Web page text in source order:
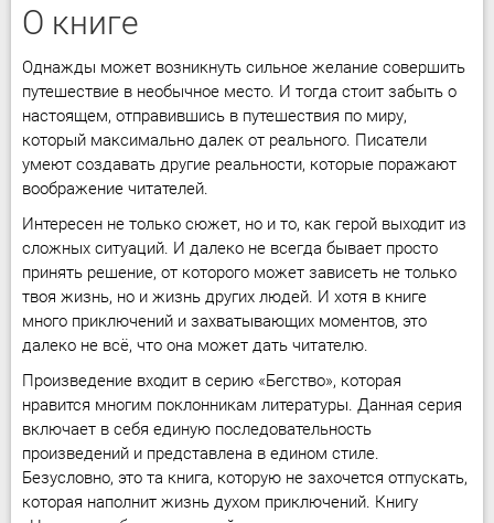
О книге
Однажды может возникнуть сильное желание совершить
путешествие в необычное место. И тогда стоит забыть о
настоящем, отправившись в путешествия по миру,
который максимально далек от реального. Писатели
умеют создавать другие реальности, которые поражают
воображение читателей.
Интересен не только сюжет, но и то, как герой выходит из
сложных ситуаций. И далеко не всегда бывает просто
принять решение, от которого может зависеть не только
твоя жизнь, но и жизнь других людей. И хотя в книге
много приключений и захватывающих моментов, это
далеко не всё, что она может дать читателю.
Произведение входит в серию «Бегство», которая
нравится многим поклонникам литературы. Данная серия
включает в себя единую последовательность
произведений и представлена в едином стиле.
Безусловно, это та книга, которую не захочется отпускать,
которая наполнит жизнь духом приключений. Книгу